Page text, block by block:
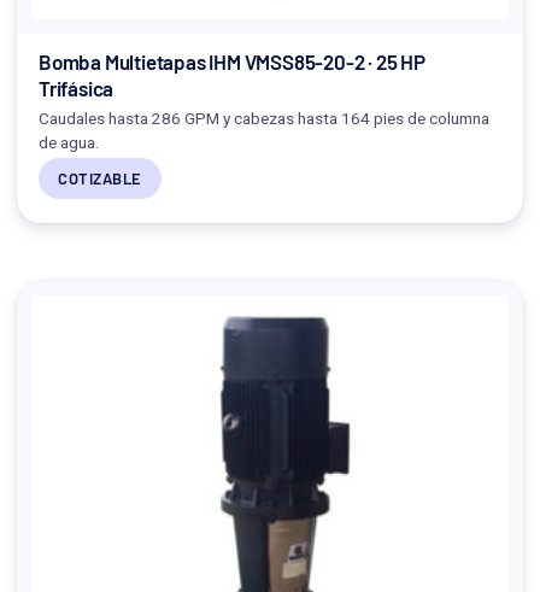
Bomba Multietapas IHM VMSS85-20-2 · 25 HP
Trifásica
Caudales hasta 286 GPM y cabezas hasta 164 pies de columna
de agua.
COTIZABLE